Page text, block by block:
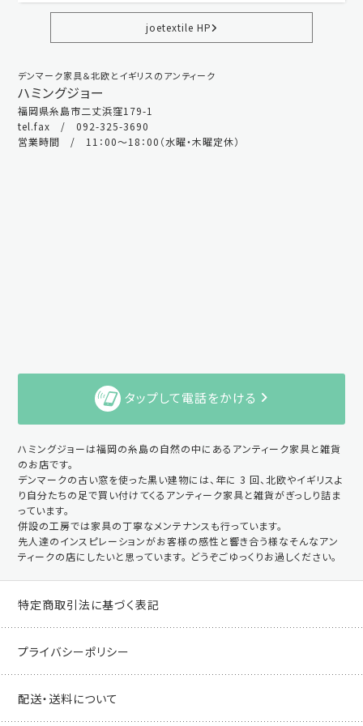
joetextile HP
デンマーク家具＆北欧とイギリスのアンティーク
ハミングジョー
福岡県糸島市二丈浜窪179-1
tel.fax / 092-325-3690
営業時間 / 11：00～18：00（水曜・木曜定休）
タップして電話をかける
ハミングジョーは福岡の糸島の自然の中にあるアンティーク家具と雑貨
のお店です。
デンマークの古い窓を使った黒い建物には、年に 3 回、北欧やイギリスよ
り自分たちの足で買い付けてくるアンティーク家具と雑貨がぎっしり詰ま
っています。
併設の工房では家具の丁寧なメンテナンスも行っています。
先人達のインスピレーションがお客様の感性と響き合う様なそんなアン
ティークの店にしたいと思っています。 どうぞごゆっくりお過しください。
特定商取引法に基づく表記
プライバシーポリシー
配送・送料について